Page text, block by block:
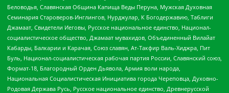
Беловодья, Славянская Община Капища Веды Перуна, Мужская Духовная
Семинария Староверов-Инглингов, Нурджулар, К Богодержавию, Таблиги
Джамаат, Свидетели Иеговы, Русское национальное единство, Национал-
социалистическое общество, Джамаат мувахидов, Объединенный Вилайат
Кабарды, Балкарии и Карачая, Союз славян, Ат-Такфир Валь-Хиджра, Пит
Буль, Национал-социалистическая рабочая партия России, Славянский союз,
Формат-18, Благородный Орден Дьявола, Армия воли народа,
Национальная Социалистическая Инициатива города Череповца, Духовно-
Родовая Держава Русь, Русское национальное единство, Древнерусской